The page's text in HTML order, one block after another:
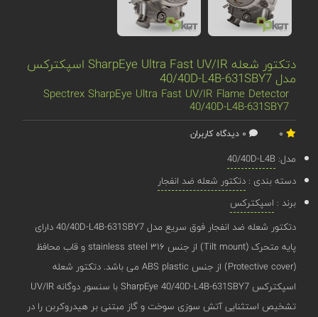
دتکتور شعله SharpEye Ultra Fast UV/IR اسپکترکس
مدل 40/40D-L4B-631SBY7
Spectrex SharpEye Ultra Fast UV/IR Flame Detector
40/40D-L4B-631SBY7
مدل:40/40D-L4B
دسته بندی :دتکتور شعله ضد انفجار
برند : اسپکترکس
دتکتور شعله ضد انفجار فوق سریع مدل 40/40D-L4B-631SBY7 دارای
پایه متحرک (Tilt mount) از جنس stainless steel ۳۱۶ و قاب محافظ
(Protective cover) از جنس ABS plastic می باشد. دتکتور شعله
اسپکترکس SharpEye 40/40D-L4B-631SBY7 با سنسور دوگانه UV/IR
تشخیص استثنایی آتش سوزی سوخت و گاز مبتنی بر هیدروکربن را در